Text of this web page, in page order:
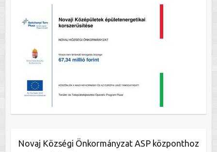
Novaj Községi Önkormányzat ASP központhoz